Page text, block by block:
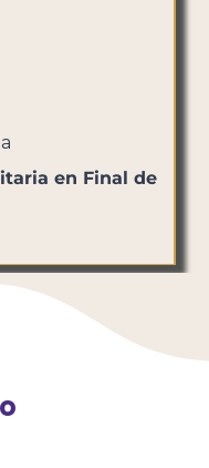
en Final de